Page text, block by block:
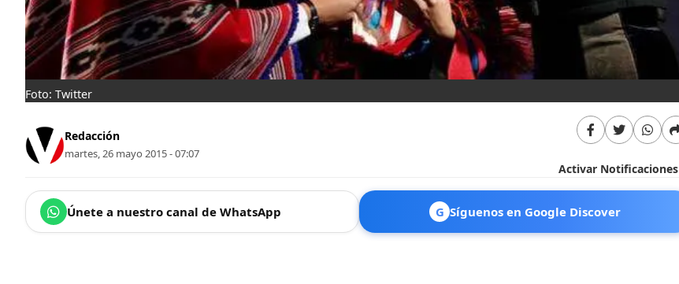
Foto: Twitter
Redacción
martes, 26 mayo 2015 - 07:07
Activar Notificaciones
Únete a nuestro canal de WhatsApp G Síguenos en Google Discover